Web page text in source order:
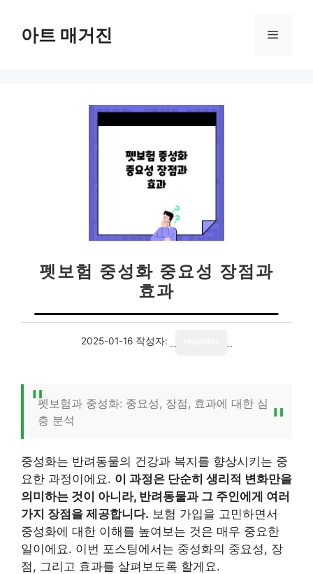
아트 매거진 메
펫보험 중성화 중요성 장점과
효과
2025-01-16 작성자:
펫보험과 중성화: 중요성, 장점, 효과에 대한 심
층 분석
중성화는 반려동물의 건강과 복지를 향상시키는 중
요한 과정이에요. 이 과정은 단순히 생리적 변화만을
의미하는 것이 아니라, 반려동물과 그 주인에게 여러
가지 장점을 제공합니다. 보험 가입을 고민하면서
중성화에 대한 이해를 높여보는 것은 매우 중요한
일이에요. 이번 포스팅에서는 중성화의 중요성, 장
점, 그리고 효과를 살펴보도록 할게요.